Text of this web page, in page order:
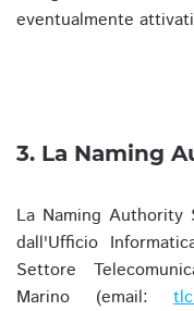
eventualmente
3. La Naming
La Naming Authority
dall'Ufficio
Settore
Marino (email: